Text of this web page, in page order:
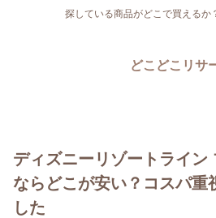
探している商品がどこで買えるか
どこどこリサ
ディズニーリゾートライン
ならどこが安い？コスパ重
した